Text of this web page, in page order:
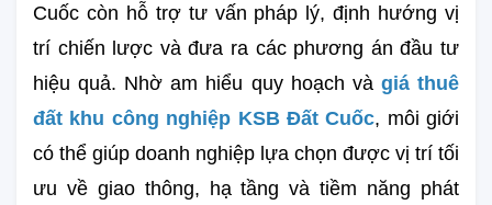
Cuốc còn hỗ trợ tư vấn pháp lý, định hướng vị
trí chiến lược và đưa ra các phương án đầu tư
hiệu quả. Nhờ am hiểu quy hoạch và giá thuê
đất khu công nghiệp KSB Đất Cuốc, môi giới
có thể giúp doanh nghiệp lựa chọn được vị trí tối
ưu về giao thông, hạ tầng và tiềm năng phát